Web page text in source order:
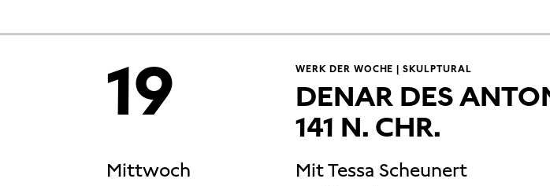
19
Mittwoch
WERK DER WOCHE | SKULPTURAL
DENAR DES
141 N. CHR.
Mit Tessa Scheunert